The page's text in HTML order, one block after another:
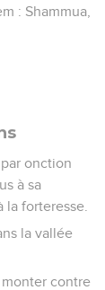
: Shammua,
onction
à sa
forteresse.
la vallée
contre